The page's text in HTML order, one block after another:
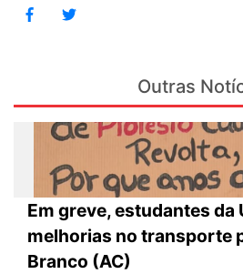
Outras
Em greve, estudantes da
melhorias no transporte
Branco (AC)